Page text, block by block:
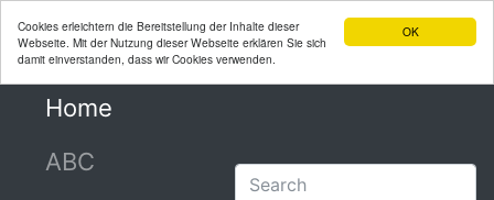
OK
Cookies erleichtern die Bereitstellung der Inhalte dieser
Webseite. Mit der Nutzung dieser Webseite erklären Sie sich
damit einverstanden, dass wir Cookies verwenden.
Home
ABC